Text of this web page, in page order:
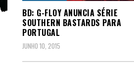
BD: G-FLOY ANUNCIA SÉRIE
SOUTHERN BASTARDS PARA
PORTUGAL
JUNHO 10, 2015